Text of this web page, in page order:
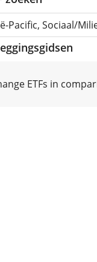
Pacific, Sociaal/
ETFs in